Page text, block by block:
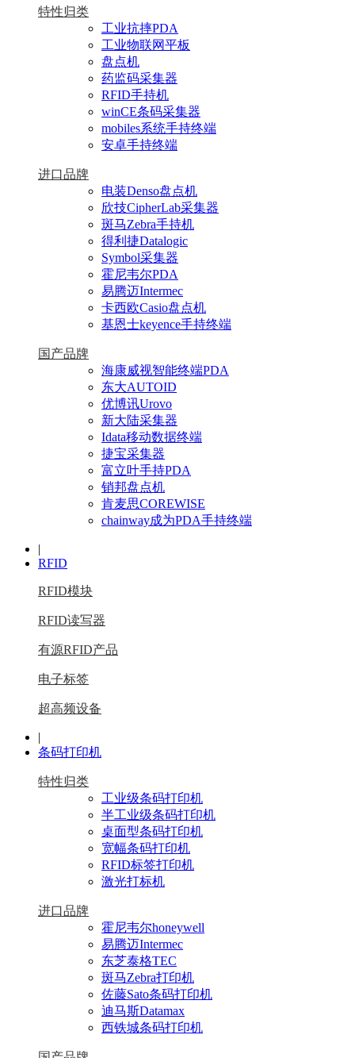
特性归类
工业抗摔PDA
工业物联网平板
盘点机
药监码采集器
RFID手持机
winCE条码采集器
mobiles系统手持终端
安卓手持终端
进口品牌
电装Denso盘点机
欣技CipherLab采集器
斑马Zebra手持机
得利捷Datalogic
Symbol采集器
霍尼韦尔PDA
易腾迈Intermec
卡西欧Casio盘点机
基恩士keyence手持终端
国产品牌
海康威视智能终端PDA
东大AUTOID
优博讯Urovo
新大陆采集器
Idata移动数据终端
捷宝采集器
富立叶手持PDA
销邦盘点机
肯麦思COREWISE
chainway成为PDA手持终端
|
RFID
RFID模块
RFID读写器
有源RFID产品
电子标签
超高频设备
|
条码打印机
特性归类
工业级条码打印机
半工业级条码打印机
桌面型条码打印机
宽幅条码打印机
RFID标签打印机
激光打标机
进口品牌
霍尼韦尔honeywell
易腾迈Intermec
东芝泰格TEC
斑马Zebra打印机
佐藤Sato条码打印机
迪马斯Datamax
西铁城条码打印机